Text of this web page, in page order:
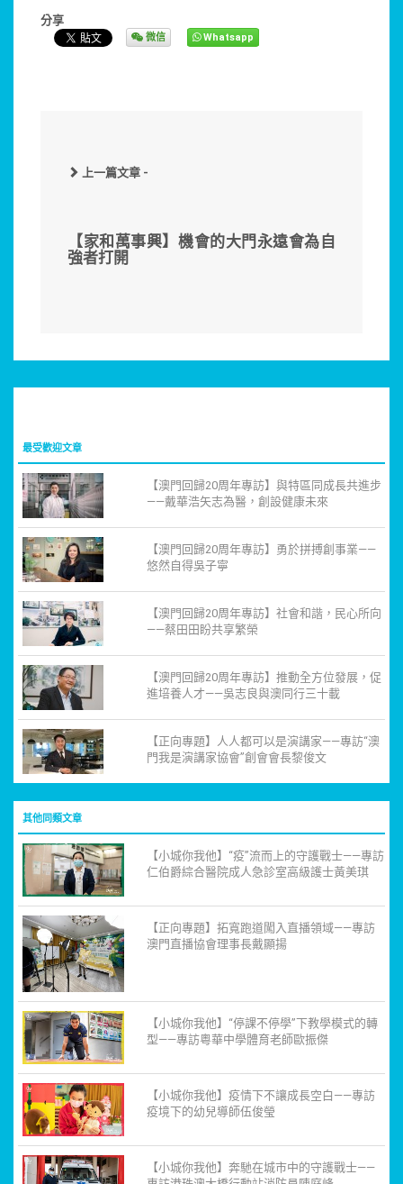
分享
微信 Whatsapp
上一篇文章 -
【家和萬事興】機會的大門永遠會為自
強者打開
最受歡迎文章
【澳門回歸20周年專訪】與特區同成長共進步
——戴華浩矢志為醫，創設健康未來
【澳門回歸20周年專訪】勇於拼搏創事業——
悠然自得吳子寧
【澳門回歸20周年專訪】社會和諧，民心所向
——蔡田田盼共享繁榮
【澳門回歸20周年專訪】推動全方位發展，促
進培養人才——吳志良與澳同行三十載
【正向專題】人人都可以是演講家——專訪“澳
門我是演講家協會”創會會長黎俊文
其他同類文章
【小城你我他】“疫”流而上的守護戰士——專訪
仁伯爵綜合醫院成人急診室高級護士黃美琪
【正向專題】拓寬跑道闖入直播領域——專訪
澳門直播協會理事長戴顯揚
【小城你我他】“停課不停學”下教學模式的轉
型——專訪粵華中學體育老師歐振傑
【小城你我他】疫情下不讓成長空白——專訪
疫境下的幼兒導師伍俊瑩
【小城你我他】奔馳在城市中的守護戰士——